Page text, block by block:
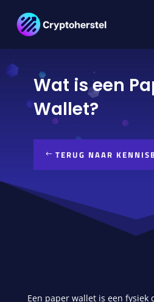
Wat is een
Wallet?
TERUG NAAR
Een paper wallet is een fysiek